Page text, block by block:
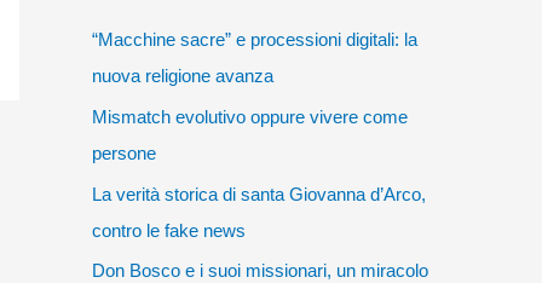
“Macchine sacre” e processioni digitali: la
nuova religione avanza
Mismatch evolutivo oppure vivere come
persone
La verità storica di santa Giovanna d’Arco,
contro le fake news
Don Bosco e i suoi missionari, un miracolo